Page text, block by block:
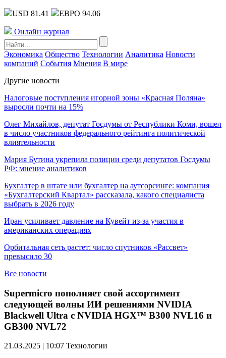
USD 81.41 ЕВРО 94.06
Онлайн журнал
Экономика Общество Технологии Аналитика Новости
компаний События Мнения В мире
Другие новости
Налоговые поступления игорной зоны «Красная Поляна»
выросли почти на 15%
Олег Михайлов, депутат Госдумы от Республики Коми, вошел
в число участников федерального рейтинга политической
влиятельности
Мария Бутина укрепила позиции среди депутатов Госдумы
РФ: мнение аналитиков
Бухгалтер в штате или бухгалтер на аутсорсинге: компания
«Бухгалтерский Квартал» рассказала, какого специалиста
выбрать в 2026 году
Иран усиливает давление на Кувейт из-за участия в
американских операциях
Орбитальная сеть растет: число спутников «Рассвет»
превысило 30
Все новости
Supermicro пополняет свой ассортимент
следующей волны ИИ решениями NVIDIA
Blackwell Ultra с NVIDIA HGX™ B300 NVL16 и
GB300 NVL72
21.03.2025 | 10:07 Технологии